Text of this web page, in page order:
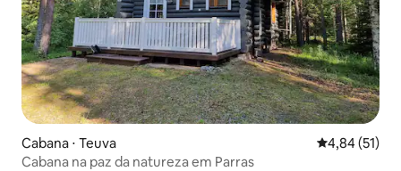
Cabana ⋅ Teuva 4,84 de uma
4,84 (51)
Cabana na paz da natureza em Parras